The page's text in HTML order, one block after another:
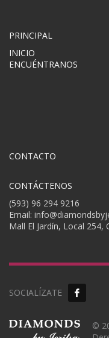
PRINCIPAL
INICIO
ENCUÉNTRANOS
CONTACTO
CONTÁCTENOS
(593) 96 294 9216
Email:
Mall El Jardín, Local
SOCIALÍZATE
©